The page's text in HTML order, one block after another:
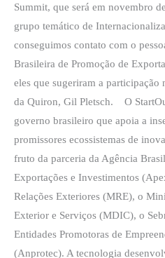
Summit, que será em novembro
grupo temático de
conseguimos contato com o
Brasileira de Promoção de
eles que sugeriram a participação
da Quiron, Gil Pletsch. O
governo brasileiro que apoia a
promissores ecossistemas de
fruto da parceria da Agência
Exportações e Investimentos
Relações Exteriores (MRE), o
Exterior e Serviços (MDIC), o
Entidades Promotoras de
(Anprotec). A tecnologia